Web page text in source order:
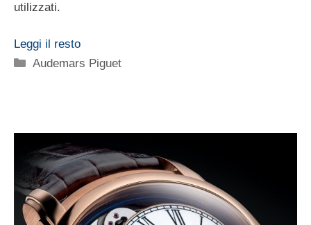
utilizzati.
Leggi il resto
Categorie
Audemars Piguet